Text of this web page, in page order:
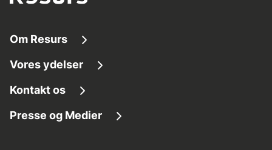
Om Resurs
Om os
Tilgængelighed
Vores ydelser
Finansieringsløsninger
Lån penge
Kontakt os
Kundeservice
Presse og Medier